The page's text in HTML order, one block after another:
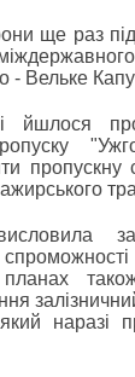
ще раз
- Вельке
йшлося
пропускну
наразі